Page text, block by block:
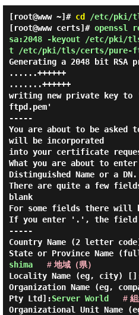
[root@www ~]# cd /etc/pki/
[root@www certs]# openssl
sa:2048 -keyout /etc/pki/
t /etc/pki/tls/certs/pure-
Generating a 2048 bit RSA
......++++++
.......++++++
writing new private key
ftpd.pem'
-----
You are about to be asked
will be incorporated
into your certificate
What you are about to
Distinguished Name or a DN.
There are quite a few
blank
For some fields there will
If you enter '.', the field
-----
Country Name (2 letter
State or Province Name
shima
# 地域（県）
Locality Name (eg, city)
Organization Name (eg,
Pty Ltd]:Server World
#
Organizational Unit Name